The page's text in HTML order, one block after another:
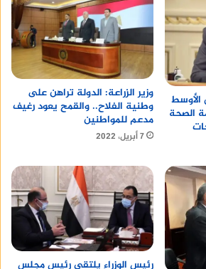
الصحة
وزير الزراعة: الدولة تراهن على
وطنية الفلاح.. والقمح يعود رغيف
مدعم للمواطنين
7 أبريل، 2022
رئيس الوزراء يلتقي رئيس مجلس